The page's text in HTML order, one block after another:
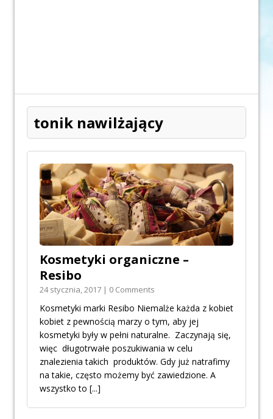
tonik nawilżający
Kosmetyki organiczne –
Resibo
24 stycznia, 2017 | 0 Comments
Kosmetyki marki Resibo Niemalże każda z kobiet
kobiet z pewnością marzy o tym, aby jej
kosmetyki były w pełni naturalne. Zaczynają się,
więc długotrwałe poszukiwania w celu
znalezienia takich produktów. Gdy już natrafimy
na takie, często możemy być zawiedzione. A
wszystko to [...]